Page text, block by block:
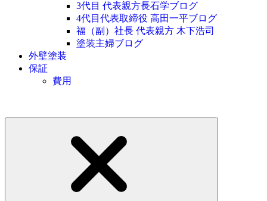
3代目 代表親方長石学ブログ
4代目代表取締役 高田一平ブログ
福（副）社長 代表親方 木下浩司
塗装主婦ブログ
外壁塗装
保証
費用